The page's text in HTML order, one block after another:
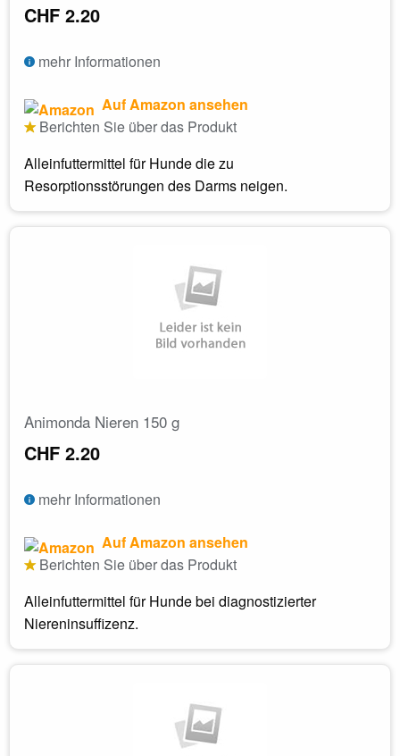
CHF 2.20
mehr Informationen
Auf Amazon ansehen
Berichten Sie über das Produkt
Alleinfuttermittel für Hunde die zu
Resorptionsstörungen des Darms neigen.
Animonda Nieren 150 g
CHF 2.20
mehr Informationen
Auf Amazon ansehen
Berichten Sie über das Produkt
Alleinfuttermittel für Hunde bei diagnostizierter
Niereninsuffizenz.